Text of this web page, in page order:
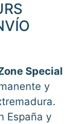
Special
y
España y